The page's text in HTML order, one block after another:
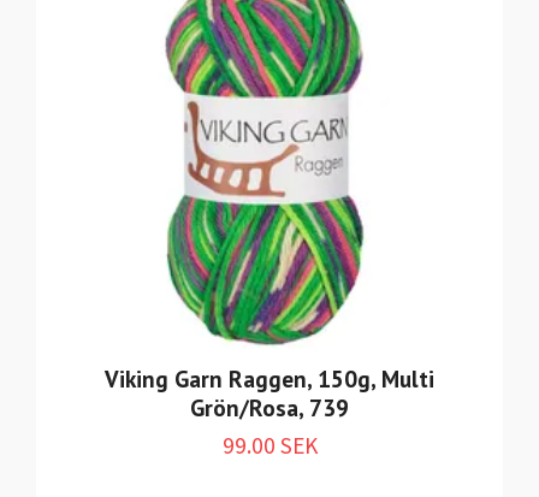
Viking Garn Raggen, 150g, Multi
Grön/Rosa, 739
99.00 SEK